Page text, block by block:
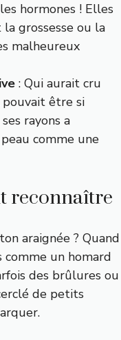
hormones ! Elles
grossesse ou la
malheureux
: Qui aurait cru
être si
rayons a
comme une
reconnaître
araignée ? Quand
comme un homard
des brûlures ou
de petits